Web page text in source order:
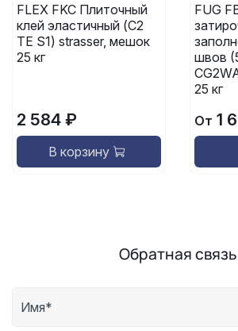
FLEX FKC Плиточный
клей эластичный (C2
TE S1) strasser, мешок
25 кг
2 584 ₽
В корзину
FUG
швов
25 кг
От 1
Обратная связь